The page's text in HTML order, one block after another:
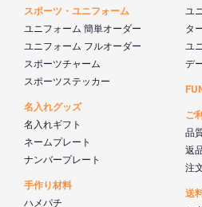
スポーツ・ユニフォーム
ユニフォーム 簡単オーダー
ユニフォーム フルオーダー
スポーツチャーム
スポーツステッカー
名入れグッズ
名入れギフト
ネームプレート
ナンバープレート
手作り材料
ハメパチ
ユ
タ
ユ
デ
ご
品
返
注
送